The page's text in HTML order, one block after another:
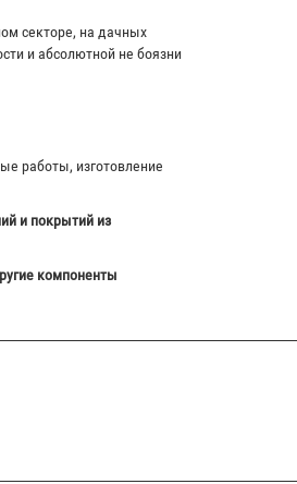
секторе, на дачных
и абсолютной не боязни
работы, изготовление
и покрытий из
компоненты